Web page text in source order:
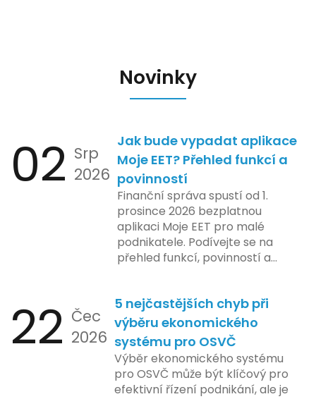
Novinky
02 Srp
2026
Jak bude vypadat aplikace
Moje EET? Přehled funkcí a
povinností
Finanční správa spustí od 1.
prosince 2026 bezplatnou
aplikaci Moje EET pro malé
podnikatele. Podívejte se na
přehled funkcí, povinností a
22 Čec
2026
5 nejčastějších chyb při
výběru ekonomického
systému pro OSVČ
Výběr ekonomického systému
pro OSVČ může být klíčový pro
efektivní řízení podnikání, ale je